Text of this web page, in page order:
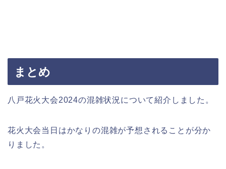
まとめ
八戸花火大会2024の混雑状況について紹介しました。
花火大会当日はかなりの混雑が予想されることが分か
りました。